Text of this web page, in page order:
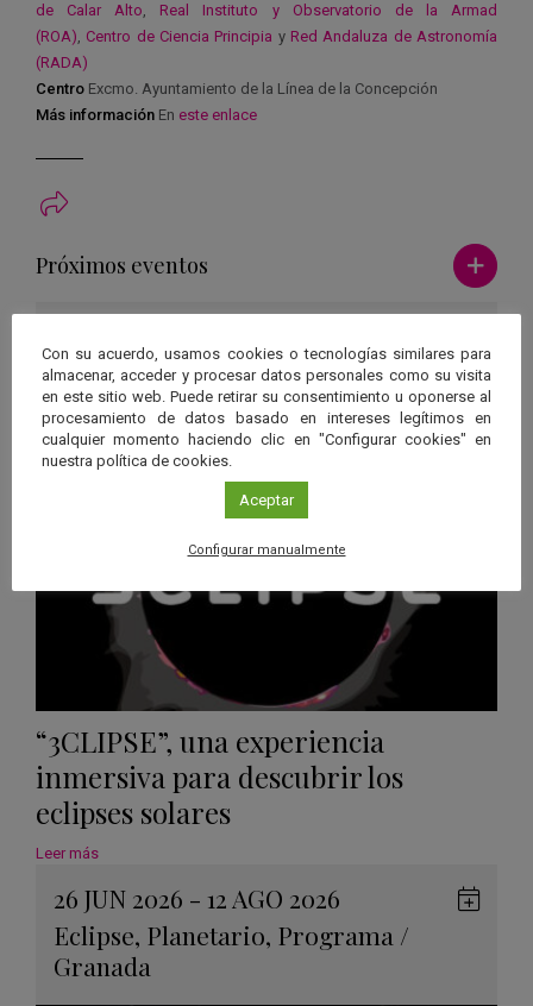
de Calar Alto, Real Instituto y Observatorio de la Armad
(ROA), Centro de Ciencia Principia y Red Andaluza de Astronomía
(RADA)
Centro Excmo. Ayuntamiento de la Línea de la Concepción
Más información En este enlace
Próximos eventos Ver más
Eclipse,Planetario/Gérgal,Granada,
Málaga,Sevilla
en
“3CLIPSE”, una experiencia
inmersiva para descubrir los
eclipses solares
Leer más
26 JUN 2026 - 12 AGO 2026
Eclipse, Planetario, Programa /
Granada
Con su acuerdo, usamos cookies o tecnologías similares para
almacenar, acceder y procesar datos personales como su visita
en este sitio web. Puede retirar su consentimiento u oponerse al
procesamiento de datos basado en intereses legítimos en
cualquier momento haciendo clic en "Configurar cookies" en
nuestra política de cookies.
Aceptar
Configurar manualmente